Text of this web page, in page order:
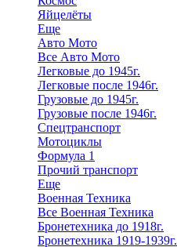
Яйцелёты
Еще
Авто Мото
Все Авто Мото
Легковые до 1945г.
Легковые после 1946г.
Грузовые до 1945г.
Грузовые после 1946г.
Спецтранспорт
Мотоциклы
Формула 1
Прочий транспорт
Еще
Военная Техника
Все Военная Техника
Бронетехника до 1918г.
Бронетехника 1919-1939г.